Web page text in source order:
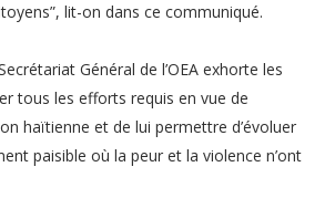
lit-on dans ce communiqué.
Général de l’OEA exhorte les
tous les efforts requis en vue de
haïtienne et de lui permettre d’évoluer
paisible où la peur et la violence n’ont